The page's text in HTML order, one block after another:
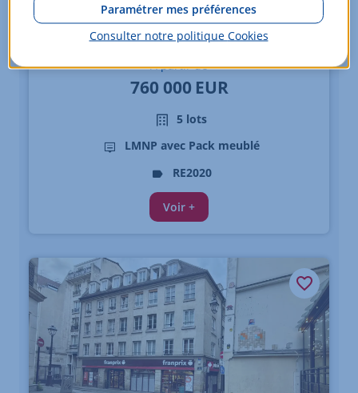
Appartements - du 2 au 4 pièces
PARIS 15
À partir de
760 000 EUR
5 lots
LMNP avec Pack meublé
RE2020
Voir +
Paramétrer mes préférences
Consulter notre politique Cookies